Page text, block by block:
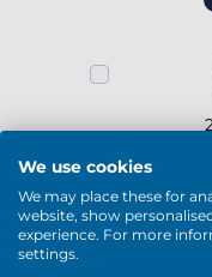
We use cookies
We may place these for
website, show
experience. For more
settings.